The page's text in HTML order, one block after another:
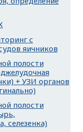
с
яичников
полости
+ УЗИ органов
полости
селезенка)